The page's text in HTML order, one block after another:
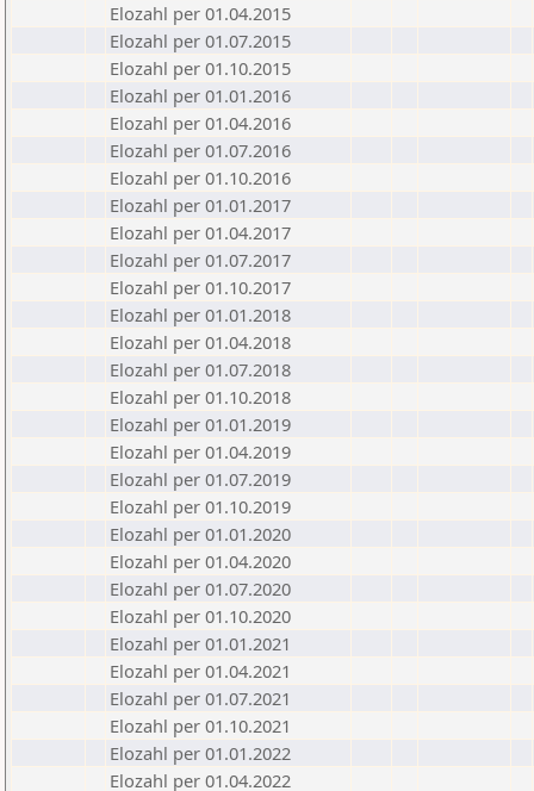
Elozahl per 01.04.2015
Elozahl per 01.07.2015
Elozahl per 01.10.2015
Elozahl per 01.01.2016
Elozahl per 01.04.2016
Elozahl per 01.07.2016
Elozahl per 01.10.2016
Elozahl per 01.01.2017
Elozahl per 01.04.2017
Elozahl per 01.07.2017
Elozahl per 01.10.2017
Elozahl per 01.01.2018
Elozahl per 01.04.2018
Elozahl per 01.07.2018
Elozahl per 01.10.2018
Elozahl per 01.01.2019
Elozahl per 01.04.2019
Elozahl per 01.07.2019
Elozahl per 01.10.2019
Elozahl per 01.01.2020
Elozahl per 01.04.2020
Elozahl per 01.07.2020
Elozahl per 01.10.2020
Elozahl per 01.01.2021
Elozahl per 01.04.2021
Elozahl per 01.07.2021
Elozahl per 01.10.2021
Elozahl per 01.01.2022
Elozahl per 01.04.2022